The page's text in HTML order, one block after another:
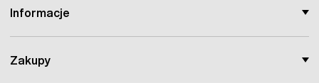
Informacje
Zakupy